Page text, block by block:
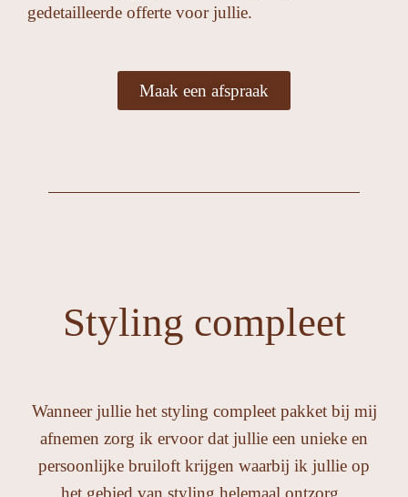
gedetailleerde offerte voor jullie.
Maak een afspraak
Styling compleet
Wanneer jullie het styling compleet pakket bij mij
afnemen zorg ik ervoor dat jullie een unieke en
persoonlijke bruiloft krijgen waarbij ik jullie op
het gebied van styling helemaal ontzorg.